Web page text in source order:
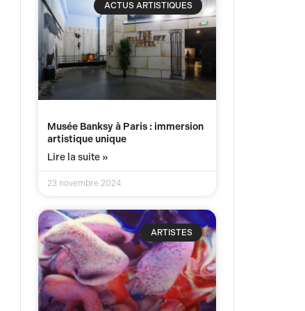
ACTUS ARTISTIQUES
Musée Banksy à Paris : immersion
artistique unique
Lire la suite »
23 novembre 2024
ARTISTES